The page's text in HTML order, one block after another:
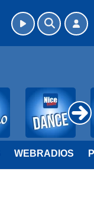
WEBRADIOS